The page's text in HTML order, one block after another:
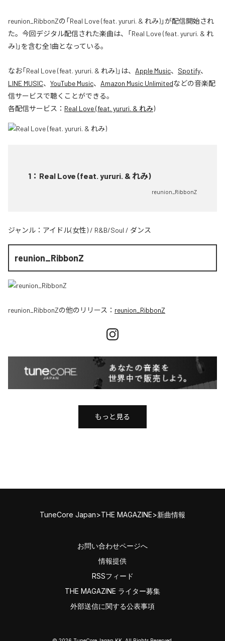
reunion_RibbonZの「Real Love (feat. yururi. & れみ)」が配信開始され
た。今回デジタル配信された楽曲は、「Real Love (feat. yururi. & れ
み)」を含む全1曲となっている。
なお「Real Love (feat. yururi. & れみ)」は、 Apple Music、 Spotify、
LINE MUSIC、 YouTube Music、 Amazon Music Unlimitedなどの音楽配
信サービスで聴くことができる。
各配信サービス： Real Love (feat. yururi. & れみ)
1 ： Real Love (feat. yururi. & れみ)
reunion_RibbonZ
ジャンル： アイドル(女性) / R&B/Soul / ダンス
reunion_RibbonZ
reunion_RibbonZの他のリリース： reunion_RibbonZ
もっと見る
TuneCore Japan>THE MAGAZINE>新曲情報
お問い合わせページへ
情報提供
RSSフィード
THE MAGAZINE ライター募集
外部送信に関する公表事項